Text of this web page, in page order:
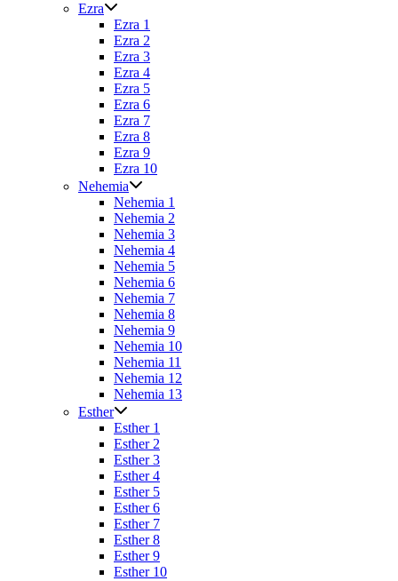
Ezra
Ezra 1
Ezra 2
Ezra 3
Ezra 4
Ezra 5
Ezra 6
Ezra 7
Ezra 8
Ezra 9
Ezra 10
Nehemia
Nehemia 1
Nehemia 2
Nehemia 3
Nehemia 4
Nehemia 5
Nehemia 6
Nehemia 7
Nehemia 8
Nehemia 9
Nehemia 10
Nehemia 11
Nehemia 12
Nehemia 13
Esther
Esther 1
Esther 2
Esther 3
Esther 4
Esther 5
Esther 6
Esther 7
Esther 8
Esther 9
Esther 10